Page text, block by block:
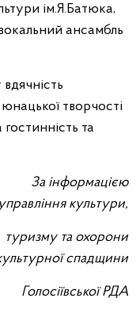
ім.Я.Батюка,
ансамбль
творчості
та
За інформацією
управління культури,
охорони
спадщини
РДА